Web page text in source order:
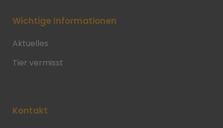
Wichtige Informationen
Aktuelles
Tier vermisst
Kontakt